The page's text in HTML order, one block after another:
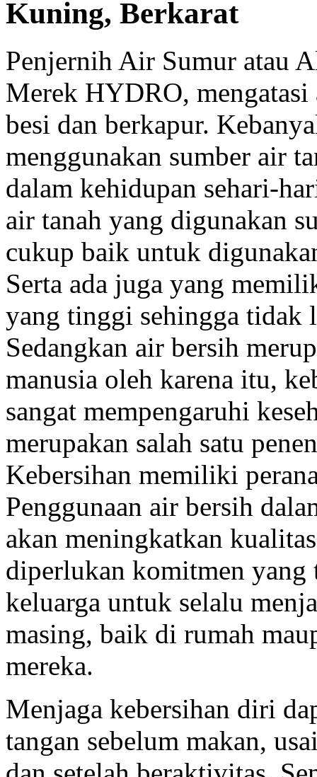
Kuning, Berkarat
Penjernih Air Sumur atau
Merek HYDRO,
besi dan berkapur.
menggunakan sumber air
dalam kehidupan sehari-
air tanah yang digunakan
cukup baik untuk
Serta ada juga yang
yang tinggi sehingga tidak
Sedangkan air bersih
manusia oleh karena itu,
sangat mempengaruhi
merupakan salah satu
Kebersihan memiliki
Penggunaan air bersih
akan meningkatkan
diperlukan komitmen yang
keluarga untuk selalu
masing, baik di rumah
mereka.
Menjaga kebersihan diri
tangan sebelum makan,